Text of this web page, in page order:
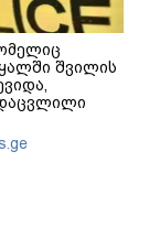
შვილის